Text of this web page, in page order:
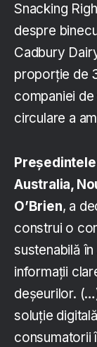
Snacking
despre
Cadbury
proporție de
companiei
circulare a
Australia,
O’Brien, a
construi o
sustenabilă
informații
deșeurilor.
soluție
consumatorii